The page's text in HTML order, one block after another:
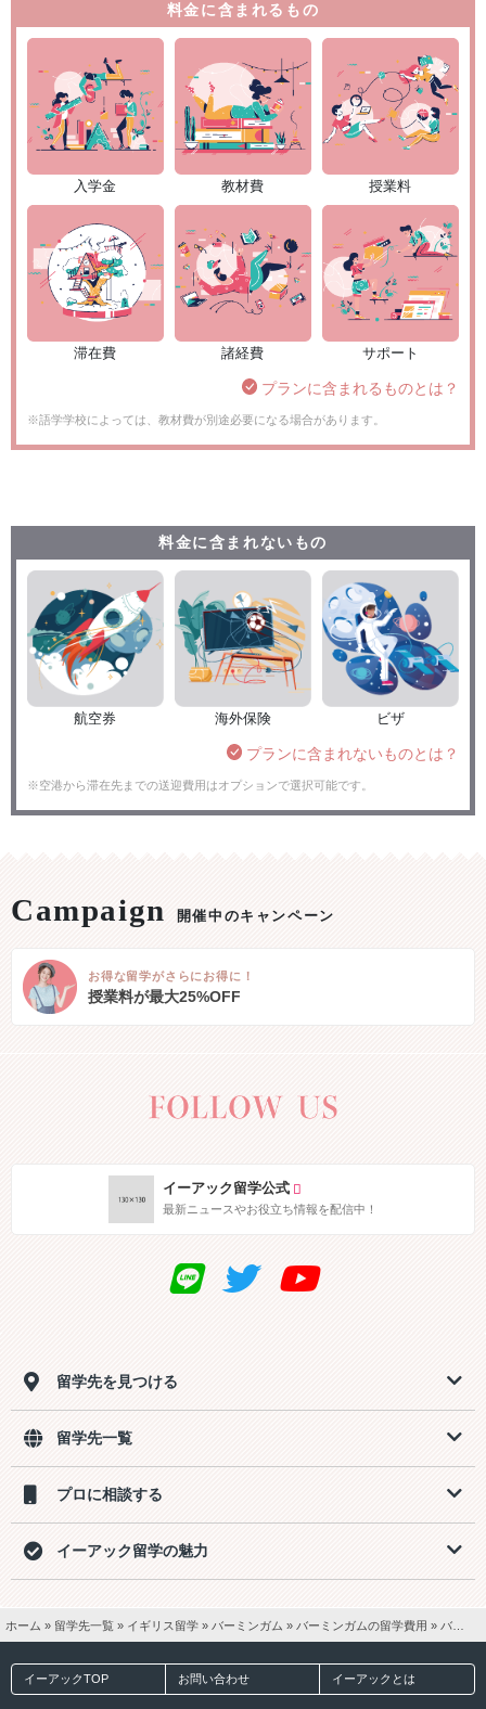
料金に含まれるもの
入学金 教材費 授業料
滞在費 諸経費 サポート
プランに含まれるものとは？
※語学学校によっては、教材費が別途必要になる場合があります。
料金に含まれないもの
航空券 海外保険 ビザ
プランに含まれないものとは？
※空港から滞在先までの送迎費用はオプションで選択可能です。
開催中のキャンペーン
お得な留学がさらにお得に！
授業料が最大25%OFF
イーアック留学公式
最新ニュースやお役立ち情報を配信中！
留学先を見つける
留学先一覧
プロに相談する
イーアック留学の魅力
ホーム » 留学先一覧 » イギリス留学 » バーミンガム » バーミンガムの留学費用 » バーミンガム3週間留学【一般英語15ホームステイ2食付き】費用
イーアックTOP お問い合わせ イーアックとは